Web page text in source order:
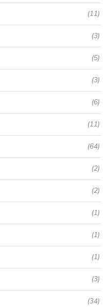
(11)
(3)
(5)
(3)
(6)
(11)
(64)
(2)
(2)
(1)
(1)
(1)
(3)
(34)